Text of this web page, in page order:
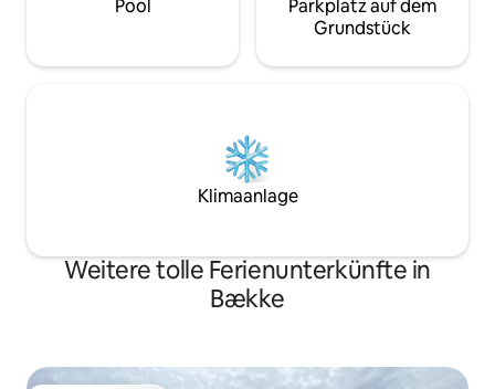
Pool
Parkplatz auf dem
Grundstück
Klimaanlage
Weitere tolle Ferienunterkünfte in
Bække